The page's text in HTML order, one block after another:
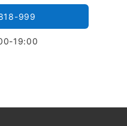
999
19:00